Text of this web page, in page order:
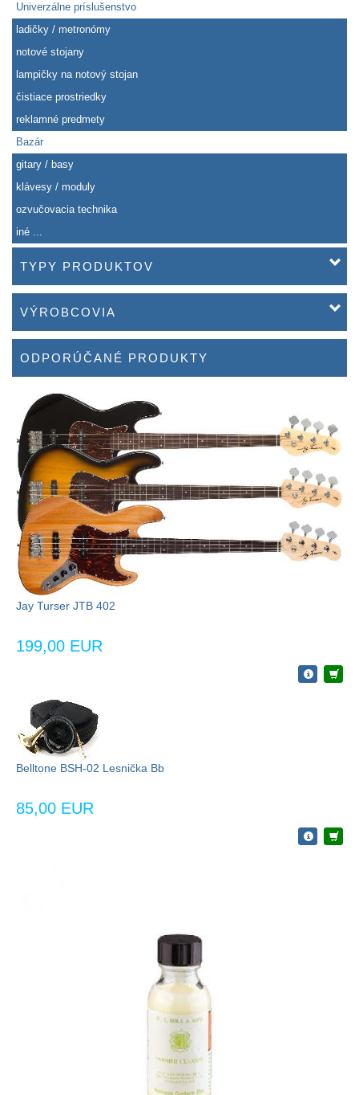
Univerzálne príslušenstvo
ladičky / metronómy
notové stojany
lampičky na notový stojan
čistiace prostriedky
reklamné predmety
Bazár
gitary / basy
klávesy / moduly
ozvučovacia technika
iné ...
TYPY PRODUKTOV
VÝROBCOVIA
ODPORÚČANÉ PRODUKTY
Jay Turser JTB 402
199,00 EUR
Belltone BSH-02 Lesnička Bb
85,00 EUR